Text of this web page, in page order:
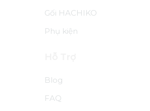
Gối HACHIKO
Phụ kiện
Blog
FAQ